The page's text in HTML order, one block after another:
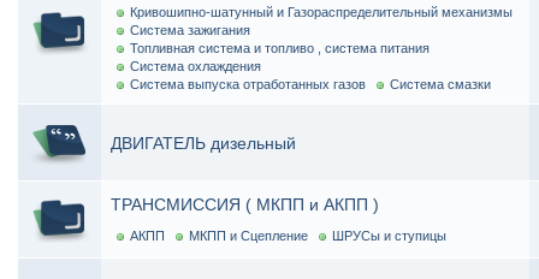
Кривошипно-шатунный и Газораспределительный механизмы
Система зажигания
Топливная система и топливо , система питания
Система охлаждения
Система выпуска отработанных газов
Система смазки
ДВИГАТЕЛЬ дизельный
ТРАНСМИССИЯ ( МКПП и АКПП )
АКПП МКПП и Сцепление ШРУСы и ступицы